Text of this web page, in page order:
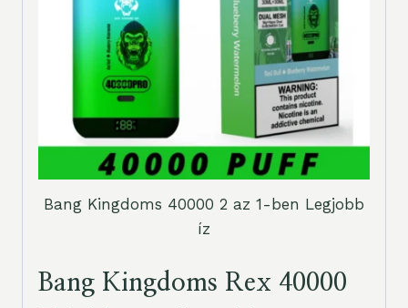
Bang Kingdoms 40000 2 az 1-ben Legjobb
íz
Bang Kingdoms Rex 40000